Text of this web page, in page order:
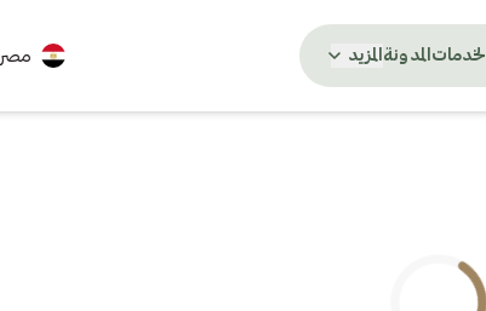
الخدمات المدونة المزيد مصر